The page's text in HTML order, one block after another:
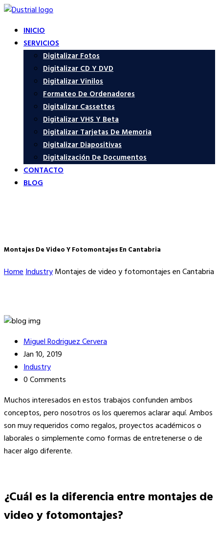
INICIO
SERVICIOS
Digitalizar Fotos
Digitalizar CD Y DVD
Digitalizar Vinilos
Formateo De Ordenadores
Digitalizar Cassettes
Digitalizar VHS Y Beta
Digitalizar Tarjetas De Memoria
Digitalizar Diapositivas
Digitalización De Documentos
CONTACTO
BLOG
Montajes De Video Y Fotomontajes En Cantabria
HomeIndustryMontajes de video y fotomontajes en Cantabria
Miguel Rodriguez Cervera
Jan 10, 2019
Industry
0 Comments
Muchos interesados en estos trabajos confunden ambos
conceptos, pero nosotros os los queremos aclarar aquí. Ambos
son muy requeridos como regalos, proyectos académicos o
laborales o simplemente como formas de entretenerse o de
hacer algo diferente.
¿Cuál es la diferencia entre montajes de
video y fotomontajes?